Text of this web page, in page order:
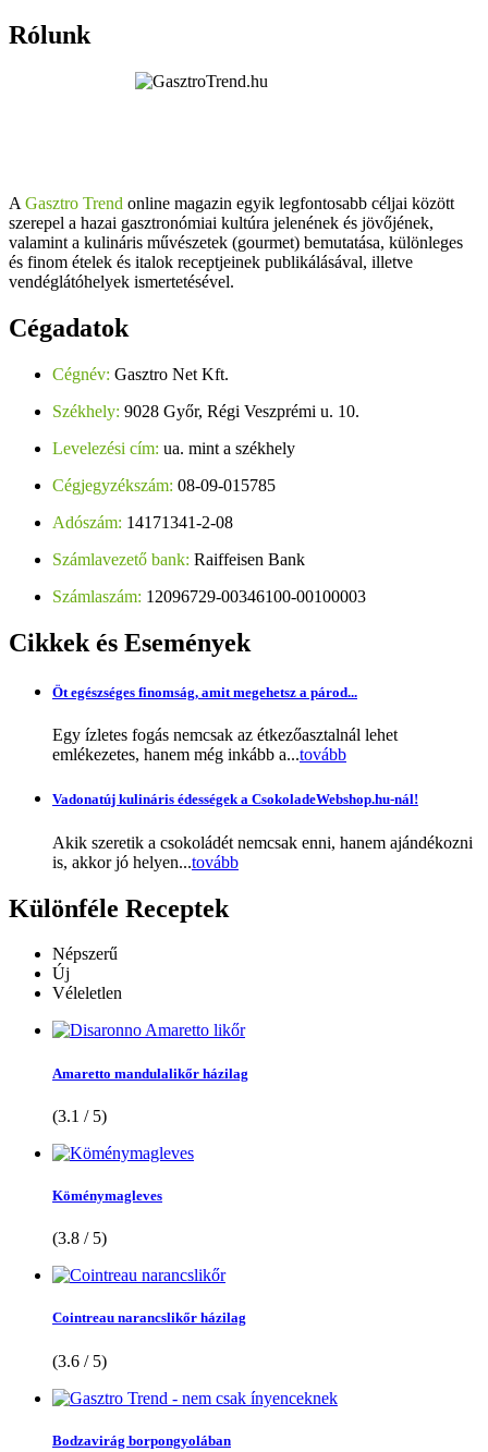
Rólunk
A Gasztro Trend online magazin egyik legfontosabb céljai között
szerepel a hazai gasztronómiai kultúra jelenének és jövőjének,
valamint a kulináris művészetek (gourmet) bemutatása, különleges
és finom ételek és italok receptjeinek publikálásával, illetve
vendéglátóhelyek ismertetésével.
Cégadatok
Cégnév: Gasztro Net Kft.
Székhely: 9028 Győr, Régi Veszprémi u. 10.
Levelezési cím: ua. mint a székhely
Cégjegyzékszám: 08-09-015785
Adószám: 14171341-2-08
Számlavezető bank: Raiffeisen Bank
Számlaszám: 12096729-00346100-00100003
Cikkek és Események
Öt egészséges finomság, amit megehetsz a párod...
Egy ízletes fogás nemcsak az étkezőasztalnál lehet
emlékezetes, hanem még inkább a...tovább
Vadonatúj kulináris édességek a CsokoladeWebshop.hu-nál!
Akik szeretik a csokoládét nemcsak enni, hanem ajándékozni
is, akkor jó helyen...tovább
Különféle Receptek
Népszerű
Új
Véleletlen
Amaretto mandulalikőr házilag
(3.1 / 5)
Köménymagleves
(3.8 / 5)
Cointreau narancslikőr házilag
(3.6 / 5)
Bodzavirág borpongyolában